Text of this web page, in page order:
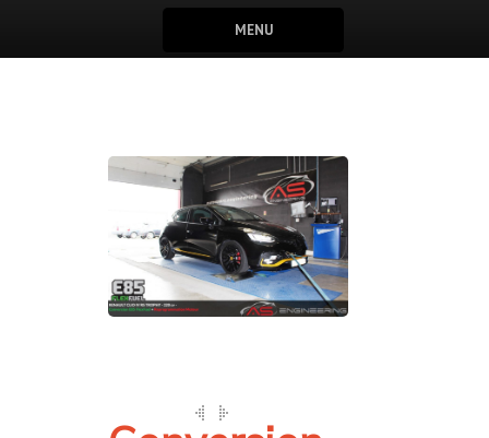
MENU